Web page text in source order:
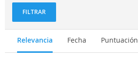
FILTRAR
Relevancia Fecha Puntuación